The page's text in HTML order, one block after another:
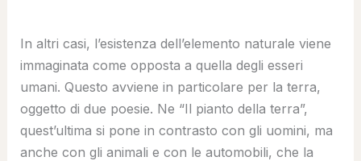
In altri casi, l’esistenza dell’elemento naturale viene
immaginata come opposta a quella degli esseri
umani. Questo avviene in particolare per la terra,
oggetto di due poesie. Ne “Il pianto della terra”,
quest’ultima si pone in contrasto con gli uomini, ma
anche con gli animali e con le automobili, che la